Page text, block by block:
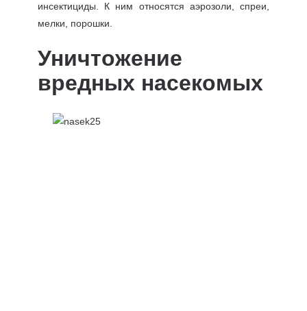
инсектициды. К ним относятся аэрозоли, спреи,
мелки, порошки.
Уничтожение
вредных насекомых